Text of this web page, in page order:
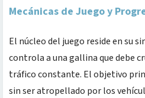
Mecánicas de Juego y
El núcleo del juego reside en su
controla a una gallina que debe
tráfico constante. El objetivo
sin ser atropellado por los